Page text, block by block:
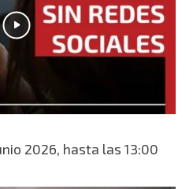
2026, hasta las 13:00